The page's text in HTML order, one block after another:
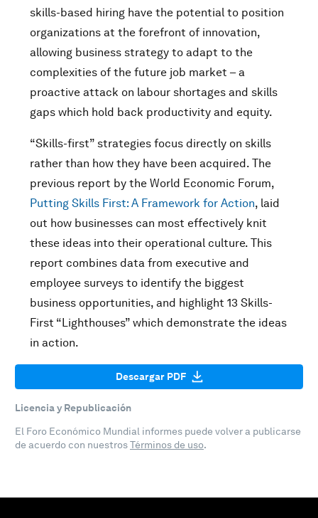
skills-based hiring have the potential to position
organizations at the forefront of innovation,
allowing business strategy to adapt to the
complexities of the future job market – a
proactive attack on labour shortages and skills
gaps which hold back productivity and equity.
“Skills-first” strategies focus directly on skills
rather than how they have been acquired. The
previous report by the World Economic Forum,
Putting Skills First: A Framework for Action, laid
out how businesses can most effectively knit
these ideas into their operational culture. This
report combines data from executive and
employee surveys to identify the biggest
business opportunities, and highlight 13 Skills-
First “Lighthouses” which demonstrate the ideas
in action.
Descargar PDF
Licencia y Republicación
El Foro Económico Mundial informes puede volver a publicarse
de acuerdo con nuestrosTérminos de uso.